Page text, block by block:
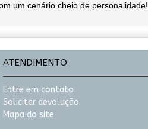
um cenário cheio de personalidade!
ATENDIMENTO
Entre em contato
Solicitar devolução
Mapa do site